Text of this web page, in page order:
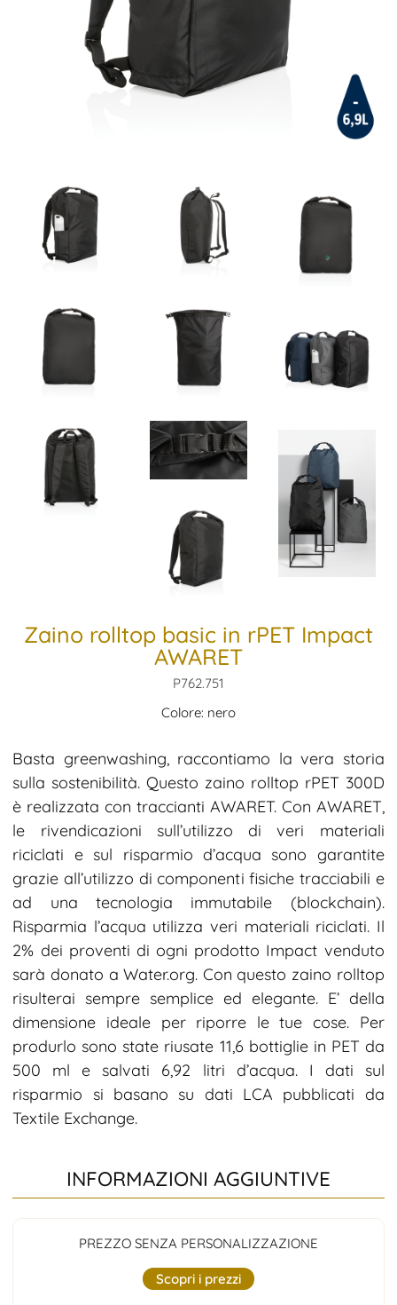
Zaino rolltop basic in rPET Impact
AWARET
P762.751
Colore: nero
Basta greenwashing, raccontiamo la vera storia
sulla sostenibilità. Questo zaino rolltop rPET 300D
è realizzata con traccianti AWARET. Con AWARET,
le rivendicazioni sull’utilizzo di veri materiali
riciclati e sul risparmio d’acqua sono garantite
grazie all’utilizzo di componenti fisiche tracciabili e
ad una tecnologia immutabile (blockchain).
Risparmia l’acqua utilizza veri materiali riciclati. Il
2% dei proventi di ogni prodotto Impact venduto
sarà donato a Water.org. Con questo zaino rolltop
risulterai sempre semplice ed elegante. E’ della
dimensione ideale per riporre le tue cose. Per
produrlo sono state riusate 11,6 bottiglie in PET da
500 ml e salvati 6,92 litri d’acqua. I dati sul
risparmio si basano su dati LCA pubblicati da
Textile Exchange.
INFORMAZIONI AGGIUNTIVE
PREZZO SENZA PERSONALIZZAZIONE
Scopri i prezzi